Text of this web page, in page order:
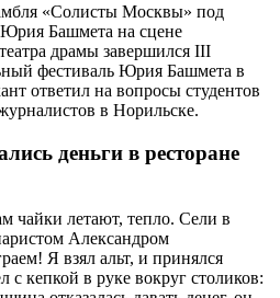
«Солисты Москвы» под
Башмета на сцене
драмы завершился III
фестиваль Юрия Башмета в
ответил на вопросы студентов
в Норильске.
деньги в ресторане
чайки летают, тепло. Сели в
Александром
Я взял альт, и принялся
кепкой в руке вокруг столиков: